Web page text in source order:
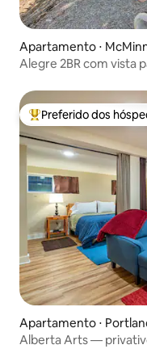
Apartamento ⋅
Alegre 2BR com vista
Entre os melhores
Preferido dos
Apartamento ⋅
Alberta Arts —